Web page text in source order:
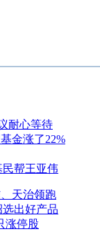
耐心等待
金涨了22%
帮王亚伟
天治领跑
出好产品
涨停股